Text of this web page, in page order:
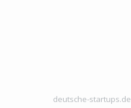
deutsche-startups.de